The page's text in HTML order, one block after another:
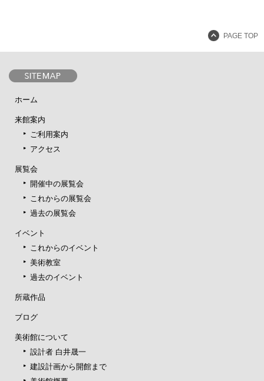
PAGE TOP
ホーム
来館案内
ご利用案内
アクセス
展覧会
開催中の展覧会
これからの展覧会
過去の展覧会
イベント
これからのイベント
美術教室
過去のイベント
所蔵作品
ブログ
美術館について
設計者 白井晟一
建設計画から開館まで